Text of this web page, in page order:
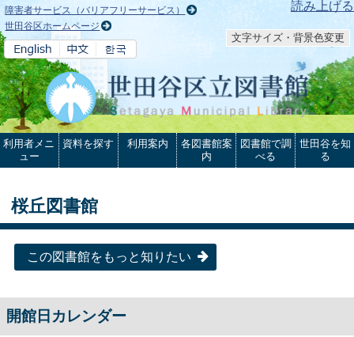
本文へ 読み上げる
障害者サービス（バリアフリーサービス）
世田谷区ホームページ
文字サイズ・背景色変更
利用者メニ
ュー
資料を探す 利用案内
各図書館案
内
図書館で調
べる
世田谷を知
る
桜丘図書館
この図書館をもっと知りたい
開館日カレンダー